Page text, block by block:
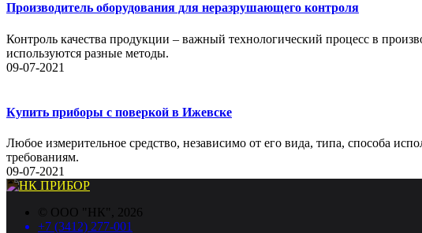
Производитель оборудования для неразрушающего контроля
Контроль качества продукции – важный технологический процесс в
используются разные методы.
09-07-2021
Купить приборы с поверкой в Ижевске
Любое измерительное средство, независимо от его вида, типа, способа
требованиям.
09-07-2021
© ООО "НК", 2026
+7 (3412) 277-001